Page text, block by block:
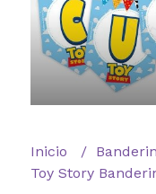
Inicio
Toy Story